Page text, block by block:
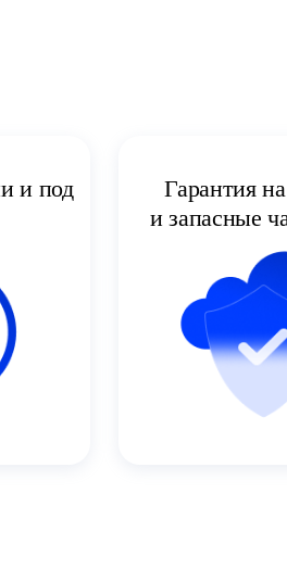
и под
Гарантия
и запасные